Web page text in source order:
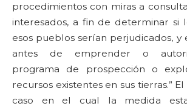
procedimientos con miras a
interesados, a fin de determinar si
esos pueblos serían perjudicados, y
antes de emprender o
programa de prospección o
recursos existentes en sus tierras.”
caso en el cual la medida